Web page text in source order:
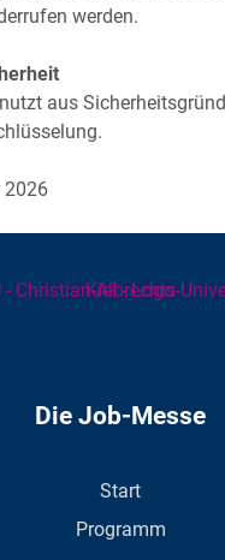
werden.
aus
2026
Die Job-Messe
Start
Programm